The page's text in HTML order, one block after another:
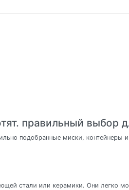
правильный выбор
подобранные миски,
стали или керамики. Они легко